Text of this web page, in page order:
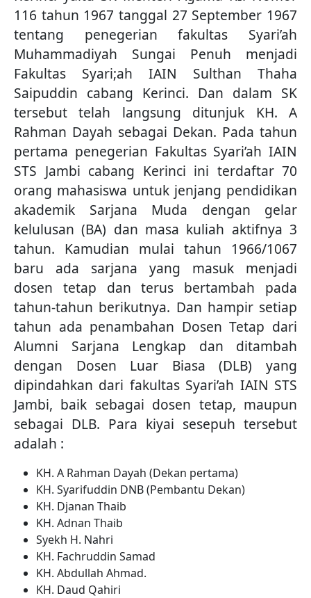
116 tahun 1967 tanggal 27 September 1967
tentang penegerian fakultas Syari’ah
Muhammadiyah Sungai Penuh menjadi
Fakultas Syari;ah IAIN Sulthan Thaha
Saipuddin cabang Kerinci. Dan dalam SK
tersebut telah langsung ditunjuk KH. A
Rahman Dayah sebagai Dekan. Pada tahun
pertama penegerian Fakultas Syari’ah IAIN
STS Jambi cabang Kerinci ini terdaftar 70
orang mahasiswa untuk jenjang pendidikan
akademik Sarjana Muda dengan gelar
kelulusan (BA) dan masa kuliah aktifnya 3
tahun. Kamudian mulai tahun 1966/1067
baru ada sarjana yang masuk menjadi
dosen tetap dan terus bertambah pada
tahun-tahun berikutnya. Dan hampir setiap
tahun ada penambahan Dosen Tetap dari
Alumni Sarjana Lengkap dan ditambah
dengan Dosen Luar Biasa (DLB) yang
dipindahkan dari fakultas Syari’ah IAIN STS
Jambi, baik sebagai dosen tetap, maupun
sebagai DLB. Para kiyai sesepuh tersebut
adalah :
KH. A Rahman Dayah (Dekan pertama)
KH. Syarifuddin DNB (Pembantu Dekan)
KH. Djanan Thaib
KH. Adnan Thaib
Syekh H. Nahri
KH. Fachruddin Samad
KH. Abdullah Ahmad.
KH. Daud Qahiri